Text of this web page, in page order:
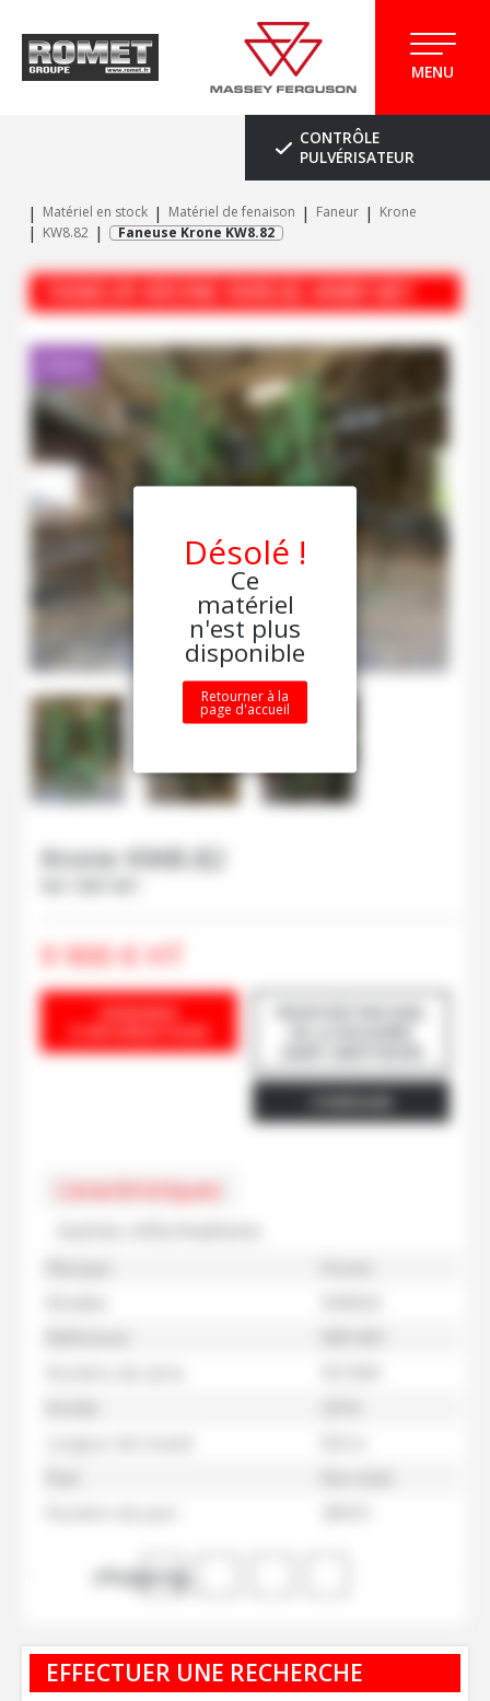
MENU
CONTRÔLE
PULVÉRISATEUR
Matériel en stock Matériel de fenaison Faneur
Krone
KW8.82
Faneuse Krone KW8.82
KroneKW8.82
9 900€HT
shopping_cart
Caractéristiques
Désolé !
Ce
matériel
n'est plus
disponible
Retourner à la
page d'accueil
EFFECTUER UNE RECHERCHE